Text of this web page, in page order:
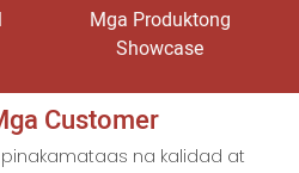
Mga Produktong
Showcase
Customer
na kalidad at